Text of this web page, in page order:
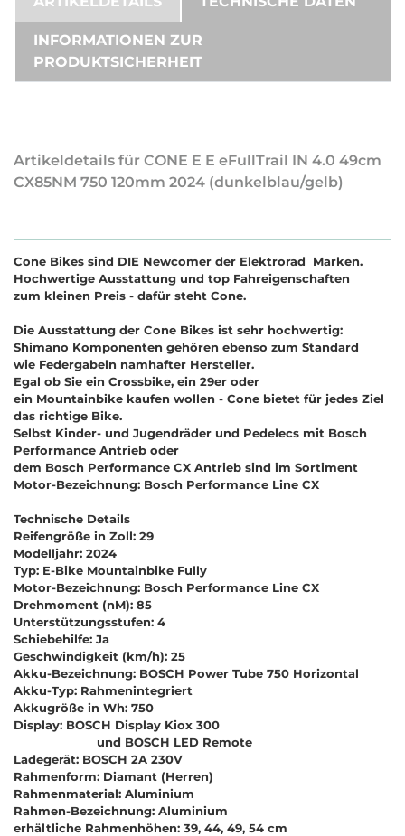
INFORMATIONEN ZUR
PRODUKTSICHERHEIT
Artikeldetails für CONE E E eFullTrail IN 4.0 49cm
CX85NM 750 120mm 2024 (dunkelblau/gelb)
Cone Bikes sind DIE Newcomer der Elektrorad Marken.
Hochwertige Ausstattung und top Fahreigenschaften
zum kleinen Preis - dafür steht Cone.
Die Ausstattung der Cone Bikes ist sehr hochwertig:
Shimano Komponenten gehören ebenso zum Standard
wie Federgabeln namhafter Hersteller.
Egal ob Sie ein Crossbike, ein 29er oder
ein Mountainbike kaufen wollen - Cone bietet für jedes Ziel
das richtige Bike.
Selbst Kinder- und Jugendräder und Pedelecs mit Bosch
Performance Antrieb oder
dem Bosch Performance CX Antrieb sind im Sortiment
Motor-Bezeichnung: Bosch Performance Line CX
Technische Details
Reifengröße in Zoll: 29
Modelljahr: 2024
Typ: E-Bike Mountainbike Fully
Motor-Bezeichnung: Bosch Performance Line CX
Drehmoment (nM): 85
Unterstützungsstufen: 4
Schiebehilfe: Ja
Geschwindigkeit (km/h): 25
Akku-Bezeichnung: BOSCH Power Tube 750 Horizontal
Akku-Typ: Rahmenintegriert
Akkugröße in Wh: 750
Display: BOSCH Display Kiox 300
und BOSCH LED Remote
Ladegerät: BOSCH 2A 230V
Rahmenform: Diamant (Herren)
Rahmenmaterial: Aluminium
Rahmen-Bezeichnung: Aluminium
erhältliche Rahmenhöhen: 39, 44, 49, 54 cm